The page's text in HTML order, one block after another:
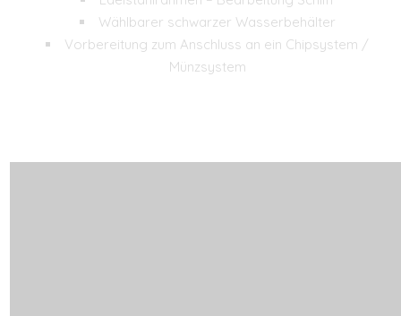
Wählbarer schwarzer Wasserbehälter
Vorbereitung zum Anschluss an ein Chipsystem /
Münzsystem